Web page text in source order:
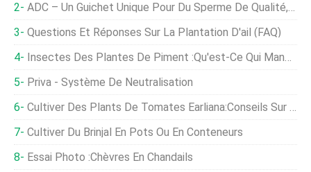
ADC – Un Guichet Unique Pour Du Sperme De Qualité, Aliments Pour Animaux, Des Graines, Et Semis
Questions Et Réponses Sur La Plantation D'ail (FAQ)
Insectes Des Plantes De Piment :qu'est-Ce Qui Mange Des Plantes De Piment
Priva - Système De Neutralisation
Cultiver Des Plants De Tomates Earliana:Conseils Sur L'entretien Des Tomates Earliana
Cultiver Du Brinjal En Pots Ou En Conteneurs
Essai Photo :Chèvres En Chandails